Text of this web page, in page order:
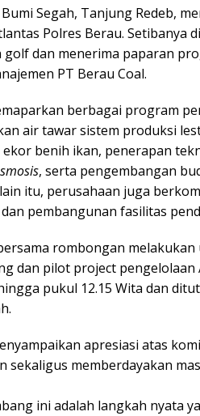
Segah, Tanjung Redeb,
Polres Berau. Setibanya
dan menerima paparan
PT Berau Coal.
berbagai program
air tawar sistem produksi
benih ikan, penerapan
, serta pengembangan
itu, perusahaan juga
pembangunan fasilitas
rombongan
dan pilot project pengelolaan
pukul 12.15 Wita dan
apresiasi atas
sekaligus memberdayakan
ini adalah langkah nyata